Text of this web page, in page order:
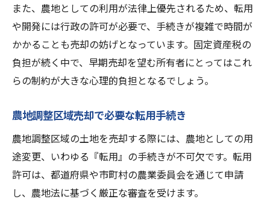
また、農地としての利用が法律上優先されるため、転用
や開発には行政の許可が必要で、手続きが複雑で時間が
かかることも売却の妨げとなっています。固定資産税の
負担が続く中で、早期売却を望む所有者にとってはこれ
らの制約が大きな心理的負担となるでしょう。
農地調整区域売却で必要な転用手続き
農地調整区域の土地を売却する際には、農地としての用
途変更、いわゆる『転用』の手続きが不可欠です。転用
許可は、都道府県や市町村の農業委員会を通じて申請
し、農地法に基づく厳正な審査を受けます。